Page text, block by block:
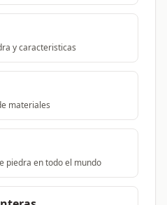
y caracteristicas
materiales
piedra en todo el mundo